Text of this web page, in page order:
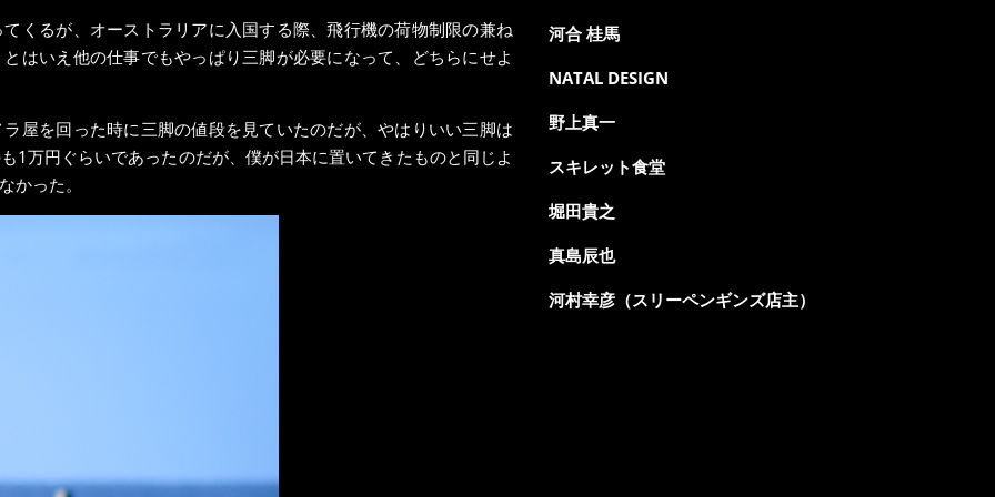
くるが、オーストラリアに入国する際、飛行機の荷物制限の兼ね
はいえ他の仕事でもやっぱり三脚が必要になって、どちらにせよ
屋を回った時に三脚の値段を見ていたのだが、やはりいい三脚は
1万円ぐらいであったのだが、僕が日本に置いてきたものと同じよ
かった。
河合 桂馬
NATAL DESIGN
野上真一
スキレット食堂
堀田貴之
真島辰也
河村幸彦（スリーペンギンズ店主）